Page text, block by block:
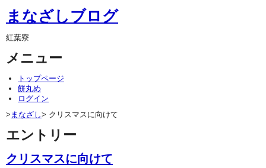
まなざしブログ
紅葉寮
メニュー
トップページ
餅丸め
ログイン
> まなざし> クリスマスに向けて
エントリー
クリスマスに向けて